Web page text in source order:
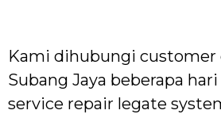
Kami dihubungi customer
Subang Jaya beberapa
service repair legate